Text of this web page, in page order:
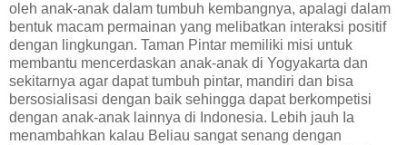
oleh anak-anak dalam tumbuh kembangnya, apalagi dalam
bentuk macam permainan yang melibatkan interaksi positif
dengan lingkungan. Taman Pintar memiliki misi untuk
membantu mencerdaskan anak-anak di Yogyakarta dan
sekitarnya agar dapat tumbuh pintar, mandiri dan bisa
bersosialisasi dengan baik sehingga dapat berkompetisi
dengan anak-anak lainnya di Indonesia. Lebih jauh Ia
menambahkan kalau Beliau sangat senang dengan